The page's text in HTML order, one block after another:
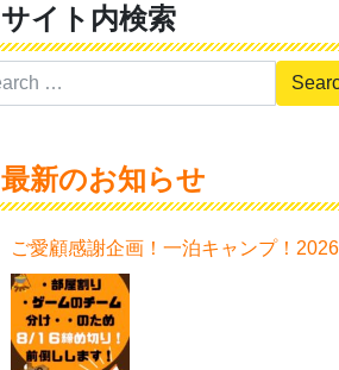
サイト内検索
最新のお知らせ
ご愛顧感謝企画！一泊キャンプ！
日程はこちら！